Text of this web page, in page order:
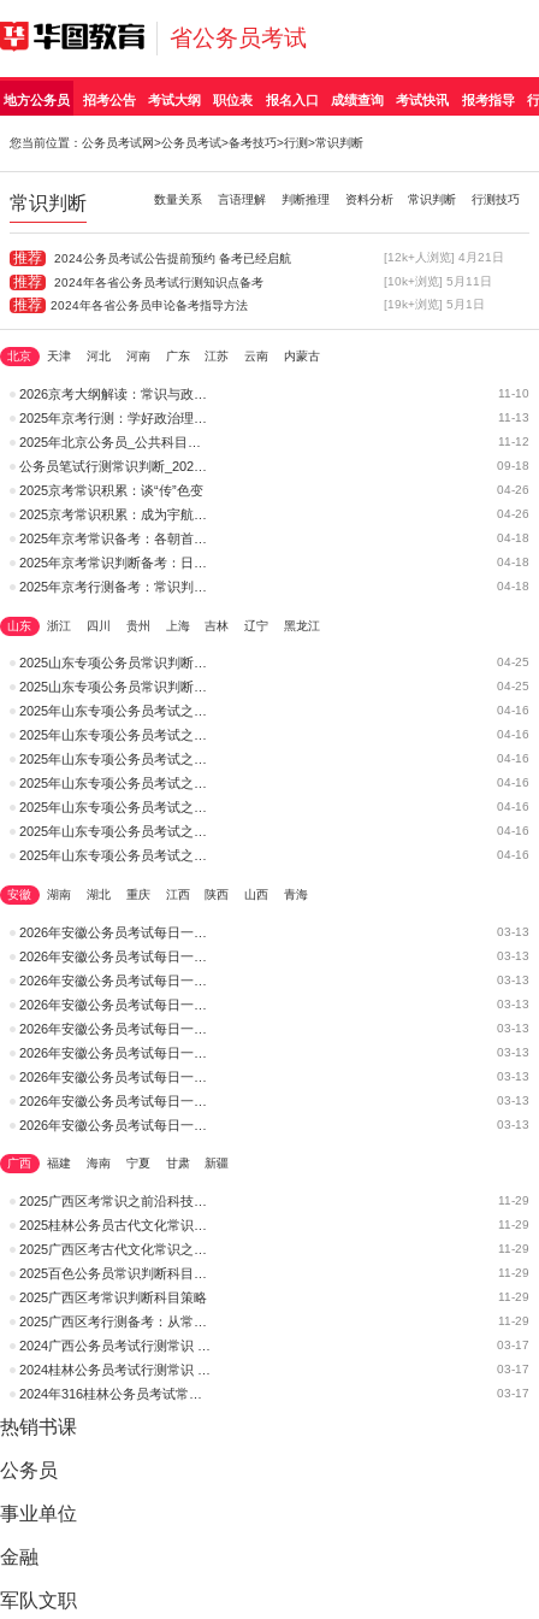
省公务员考试
地方公务员 招考公告 考试大纲 职位表 报名入口 成绩查询 考试快讯 报考指导
您当前位置： 公务员考试网>公务员考试>备考技巧>行测>常识判断
常识判断 数量关系 言语理解 判断推理 资料分析 常识判断 行测技巧
推荐 2024公务员考试公告提前预约 备考已经启航 [12k+人浏览] 4月21日
推荐 2024年各省公务员考试行测知识点备考 [10k+浏览] 5月11日
推荐 2024年各省公务员申论备考指导方法 [19k+浏览] 5月1日
北京 天津 河北 河南 广东 江苏 云南 内蒙古
11-10
11-13
11-12
09-18
04-26
2025京考常识积累：谈“传”色变
04-26
04-18
04-18
04-18
山东 浙江 四川 贵州 上海 吉林 辽宁 黑龙江
04-25
04-25
04-16
04-16
04-16
04-16
04-16
04-16
04-16
安徽 湖南 湖北 重庆 江西 陕西 山西 青海
03-13
03-13
03-13
03-13
03-13
03-13
03-13
03-13
03-13
广西 福建 海南 宁夏 甘肃 新疆
11-29
11-29
11-29
11-29
11-29
2025广西区考常识判断科目策略
11-29
03-17
03-17
03-17
热销书课
公务员
事业单位
金融
军队文职